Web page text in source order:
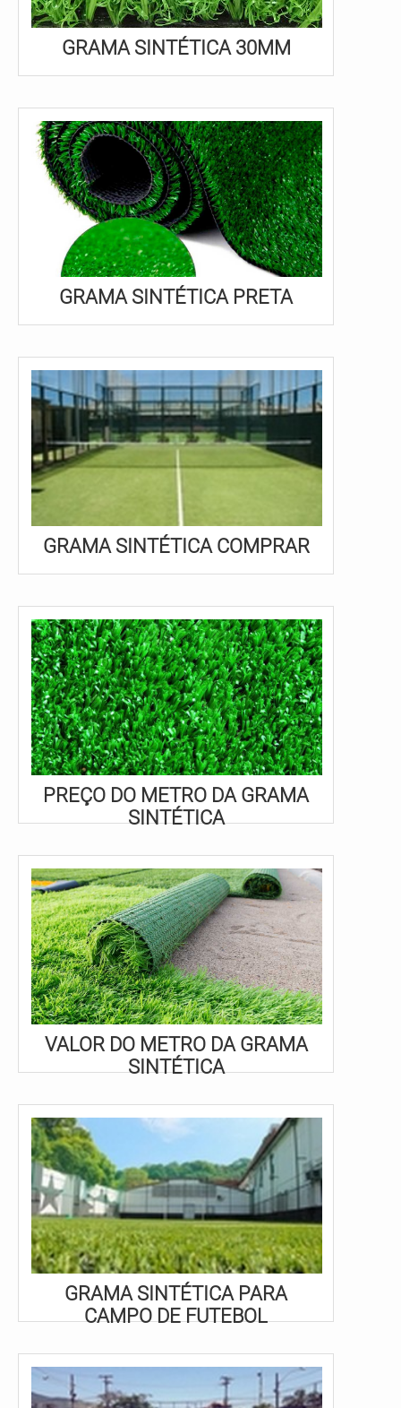
GRAMA SINTÉTICA 30MM
GRAMA SINTÉTICA PRETA
GRAMA SINTÉTICA COMPRAR
PREÇO DO METRO DA GRAMA
SINTÉTICA
VALOR DO METRO DA GRAMA
SINTÉTICA
GRAMA SINTÉTICA PARA
CAMPO DE FUTEBOL